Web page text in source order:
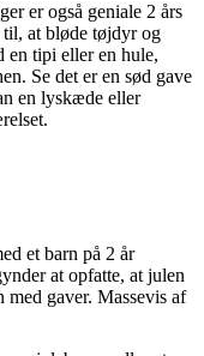
er også geniale 2 års
til, at bløde tøjdyr og
en tipi eller en hule,
Se det er en sød gave
en lyskæde eller
et barn på 2 år
at opfatte, at julen
gaver. Massevis af